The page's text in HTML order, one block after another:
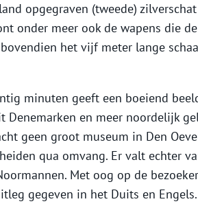
opgegraven (tweede)
onder meer ook de wapens die
het vijf meter lange
minuten geeft een boeiend
Denemarken en meer noordelijk
geen groot museum in Den
qua omvang. Er valt echter
Met oog op de
gegeven in het Duits en Engels.